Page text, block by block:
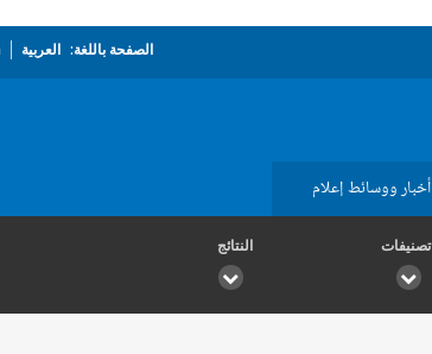
الصفحة باللغة: العربية
أخبار ووسائط إعلام
تصنيفات النتائج